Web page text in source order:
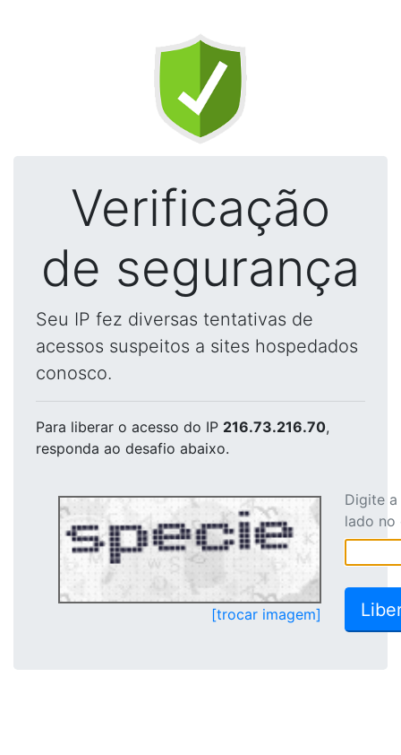
Verificação
de segurança
Seu IP fez diversas tentativas de
acessos suspeitos a sites hospedados
conosco.
Para liberar o acesso do IP 216.73.216.70,
responda ao desafio abaixo.
[trocar imagem]
Digite
lado no